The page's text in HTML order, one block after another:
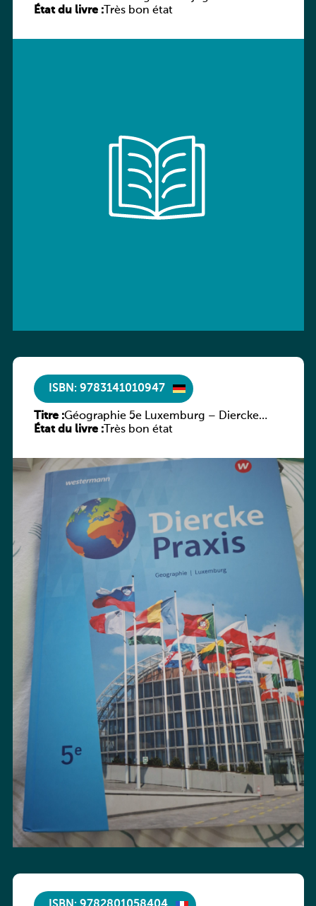
État du livre :Très bon état
ISBN: 9783141010947
Titre :Géographie 5e Luxemburg – Diercke
Praxis
État du livre :Très bon état